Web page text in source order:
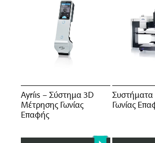
Ayríıs – Σύστημα 3D
Μέτρησης Γωνίας
Επαφής
Συστήματα
Γωνίας